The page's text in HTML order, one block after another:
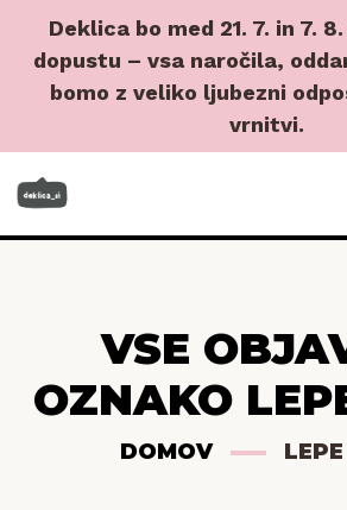
Deklica bo med 21. 7. in 7.
dopustu – vsa naročila,
bomo z veliko ljubezni
vrnitvi.
VSE
OZNAKO
DOMOV